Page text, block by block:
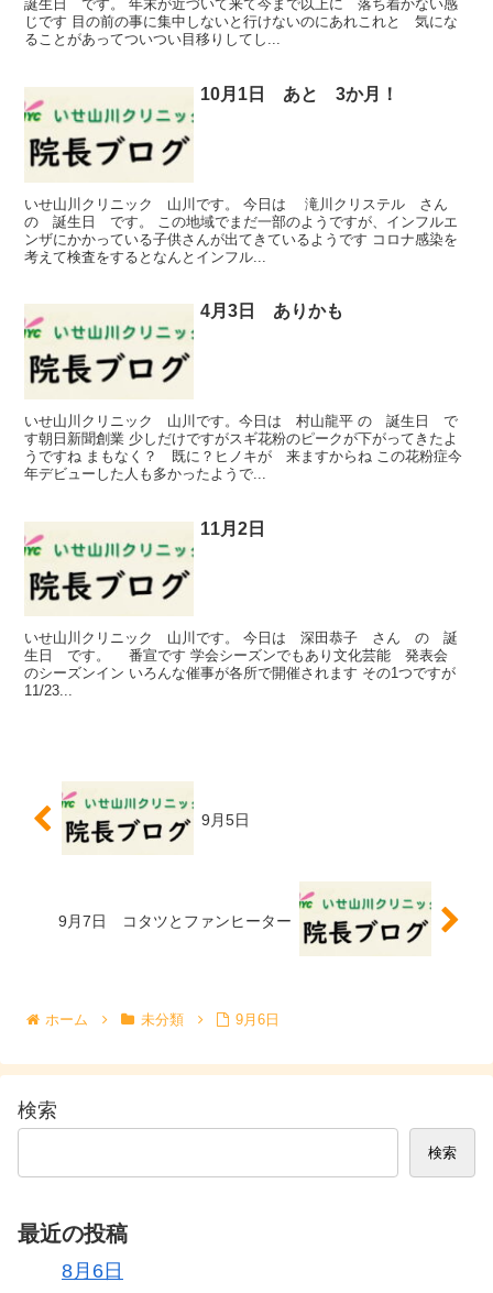
誕生日 です。 年末が近づいて来て今まで以上に 落ち着かない感
じです 目の前の事に集中しないと行けないのにあれこれと 気にな
ることがあってついつい目移りしてし...
10月1日 あと 3か月！
いせ山川クリニック 山川です。 今日は 滝川クリステル さん
の 誕生日 です。 この地域でまだ一部のようですが、インフルエ
ンザにかかっている子供さんが出てきているようです コロナ感染を
考えて検査をするとなんとインフル...
4月3日 ありかも
いせ山川クリニック 山川です。今日は 村山龍平 の 誕生日 で
す朝日新聞創業 少しだけですがスギ花粉のピークが下がってきたよ
うですね まもなく？ 既に？ヒノキが 来ますからね この花粉症今
年デビューした人も多かったようで...
11月2日
いせ山川クリニック 山川です。 今日は 深田恭子 さん の 誕
生日 です。 番宣です 学会シーズンでもあり文化芸能 発表会
のシーズンイン いろんな催事が各所で開催されます その1つですが
11/23...
9月5日
9月7日 コタツとファンヒーター
ホーム 未分類 9月6日
検索
検索
最近の投稿
8月6日